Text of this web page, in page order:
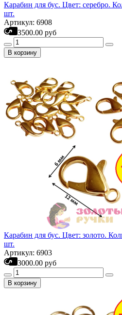
Карабин для бус. Цвет: серебро.
шт.
Артикул: 6908
3500.00 руб
В корзину
Карабин для бус. Цвет: золото.
шт.
Артикул: 6903
3000.00 руб
В корзину